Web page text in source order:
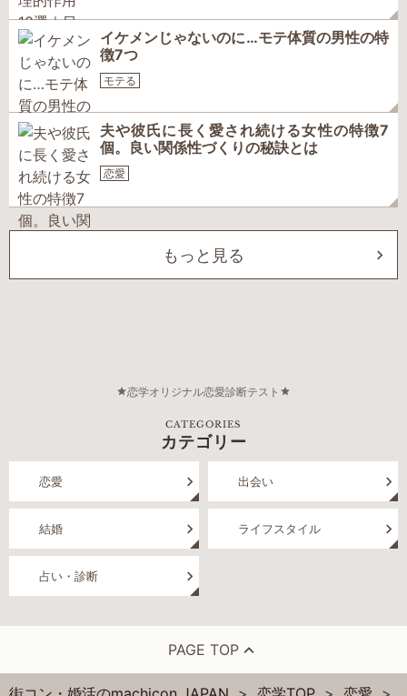
イケメンじゃないのに…モテ体質の男性の特
徴7つ
モテる
夫や彼氏に長く愛され続ける女性の特徴7
個。良い関係性づくりの秘訣とは
恋愛
もっと見る
恋学オリジナル恋愛診断テスト
CATEGORIES
カテゴリー
恋愛 出会い
結婚 ライフスタイル
占い・診断
PAGE TOP